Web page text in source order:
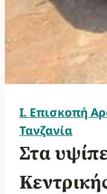
Ι. Επισκοπή
Τανζανία
Στα